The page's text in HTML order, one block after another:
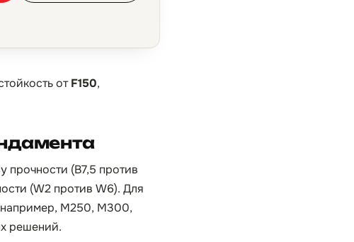
отF150,
прочности (B7,5 против
(W2 против W6). Для
например, М250, М300,
решений.